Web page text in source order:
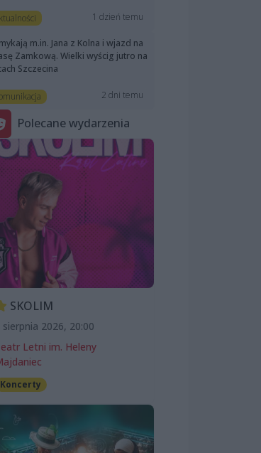
1 dzień temu
m.in. Jana z Kolna i wjazd na
Zamkową. Wielki wyścig jutro na
Szczecina
2 dni temu
Polecane wydarzenia
SKOLIM
sierpnia 2026, 20:00
Letni im. Heleny
Koncerty